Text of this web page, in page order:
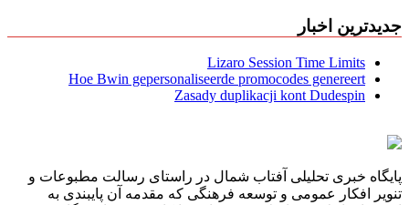
جدیدترین اخبار
Lizaro Session Time Limits
Hoe Bwin gepersonaliseerde promocodes genereert
Zasady duplikacji kont Dudespin
پایگاه خبری تحلیلی آفتاب شمال در راستای رسالت مطبوعات و
تنویر افکار عمومی و توسعه فرهنگی که مقدمه آن پایبندی به